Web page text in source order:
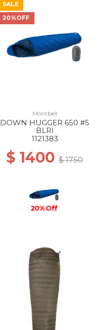
SALE
20%OFF
Montbell
DOWN HUGGER 650 #5
BLRI
1121383
$ 1400 $ 1750
20% Off